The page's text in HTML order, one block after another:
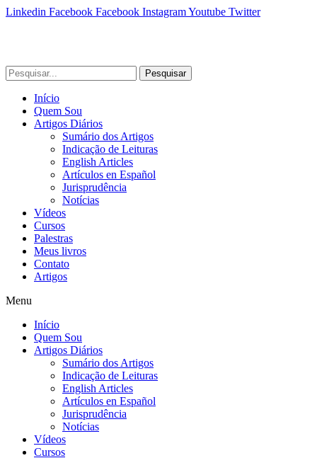
Linkedin Facebook Facebook InstagramYoutube Twitter
Pesquisar
Início
Quem Sou
Artigos Diários
Sumário dos Artigos
Indicação de Leituras
English Articles
Artículos en Español
Jurisprudência
Notícias
Vídeos
Cursos
Palestras
Meus livros
Contato
Artigos
Menu
Início
Quem Sou
Artigos Diários
Sumário dos Artigos
Indicação de Leituras
English Articles
Artículos en Español
Jurisprudência
Notícias
Vídeos
Cursos